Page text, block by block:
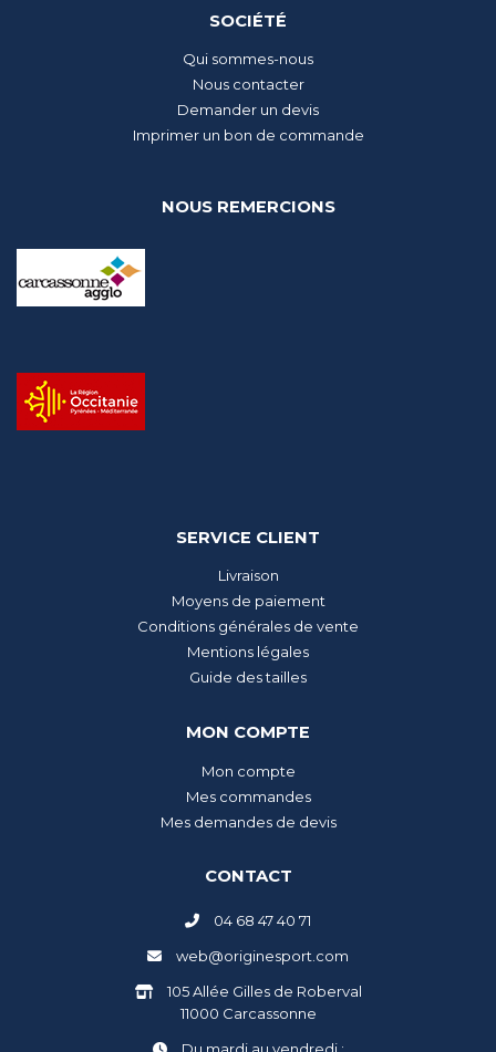
SOCIÉTÉ
Qui sommes-nous
Nous contacter
Demander un devis
Imprimer un bon de commande
NOUS REMERCIONS
SERVICE CLIENT
Livraison
Moyens de paiement
Conditions générales de vente
Mentions légales
Guide des tailles
MON COMPTE
Mon compte
Mes commandes
Mes demandes de devis
CONTACT
04 68 47 40 71
web@originesport.com
105 Allée Gilles de Roberval
11000 Carcassonne